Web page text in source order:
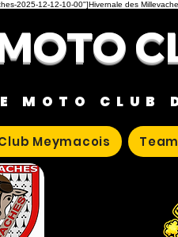
2025-12-12-10-00"]Hivernale des
MOTO CLUB
Meymacois